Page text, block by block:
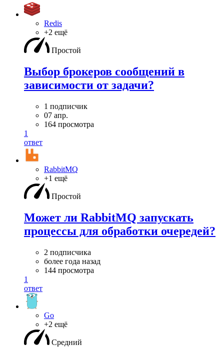
Redis
+2 ещё
Простой
Выбор брокеров сообщений в
зависимости от задачи?
1 подписчик
07 апр.
164 просмотра
1
ответ
RabbitMQ
+1 ещё
Простой
Может ли RabbitMQ запускать
процессы для обработки очередей?
2 подписчика
более года назад
144 просмотра
1
ответ
Go
+2 ещё
Средний